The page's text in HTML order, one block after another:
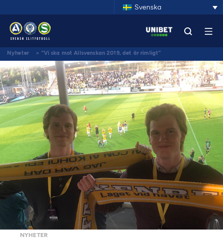
Svenska
Nyheter > ”Vi ska mot Allsvenskan 2019, det är rimligt”
NYHETER